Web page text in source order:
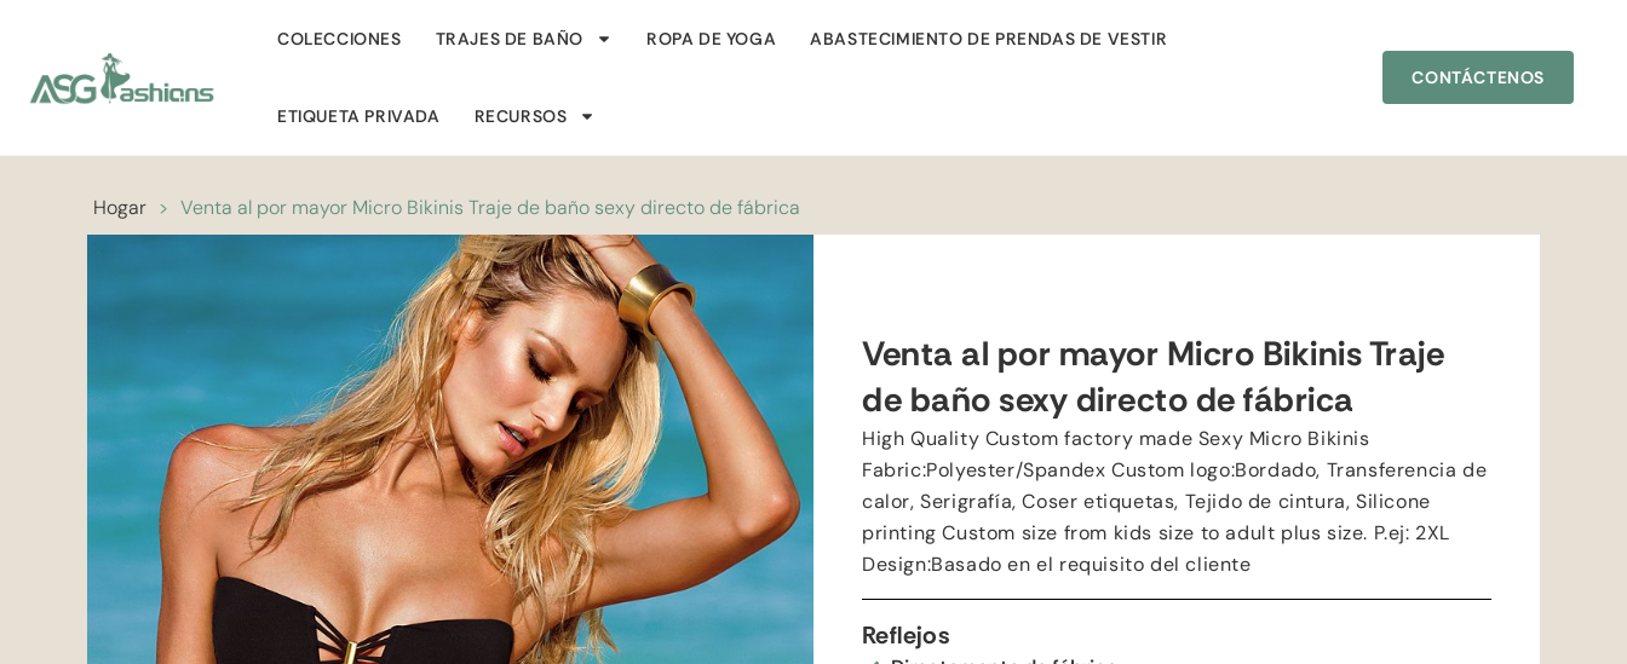
COLECCIONES TRAJES DE BAÑO ROPA DE YOGA ABASTECIMIENTO DE PRENDAS DE VESTIR
ETIQUETA PRIVADA RECURSOS
CONTÁCTENOS
Hogar > Venta al por mayor Micro Bikinis Traje de baño sexy directo de fábrica
Venta al por mayor Micro Bikinis Traje
de baño sexy directo de fábrica
High Quality Custom factory made Sexy Micro Bikinis
Fabric:Polyester/Spandex Custom logo:Bordado, Transferencia de
calor, Serigrafía, Coser etiquetas, Tejido de cintura,Silicone
printing Custom size from kids size to adult plus size. P.ej: 2XL
Design:Basado en el requisito del cliente
Reflejos